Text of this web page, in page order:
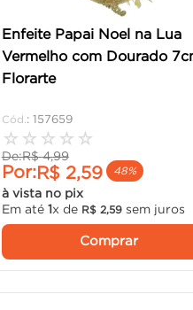
Enfeite Papai Noel na Lua
Vermelho com Dourado
Florarte
: 157659
☆ ☆ ☆ ☆ ☆
De:R$ 4,99
Por:R$ 2,59 48%
à vista no pix
Em até 1x de R$ 2, 59sem juros
Comprar